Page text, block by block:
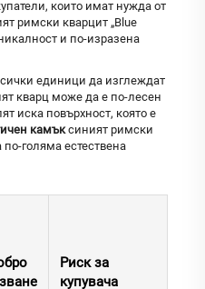
които имат нужда от
римски кварцит „Blue
и по-изразена
единици да изглеждат
кварц може да е по-лесен
иска повърхност, която е
камъксиният римски
по-голяма естествена
Риск за
купувача